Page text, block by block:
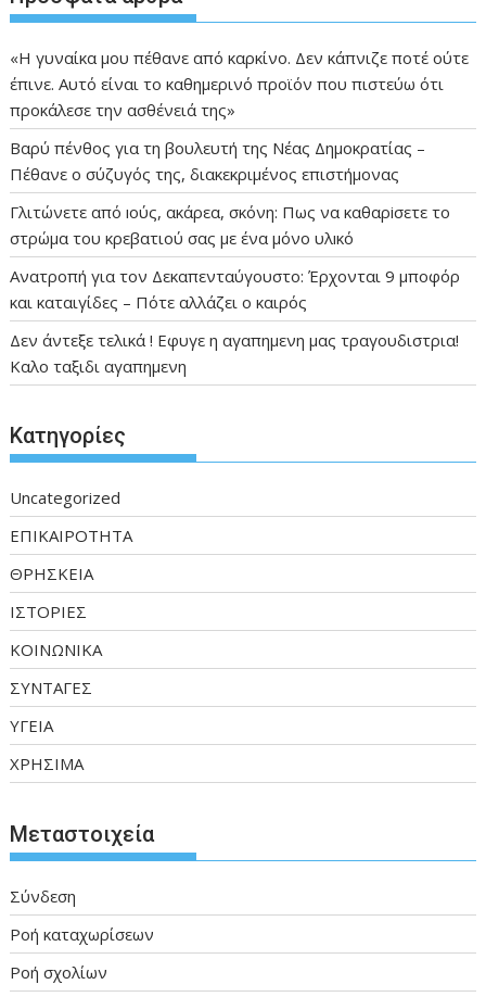
«Η γυναίκα μου πέθανε από καρκίνο. Δεν κάπνιζε ποτέ ούτε
έπινε. Αυτό είναι το καθημερινό προϊόν που πιστεύω ότι
προκάλεσε την ασθένειά της»
Βαρύ πένθος για τη βουλευτή της Νέας Δημοκρατίας –
Πέθανε ο σύζυγός της, διακεκριμένος επιστήμονας
Γλιτώνετε από ıούς, ακάρεα, σκόνη: Πως να καθαρiσετε το
στρώμα του κρεβατιού σας με ένα μόνο υλıκό
Ανατροπή για τον Δεκαπενταύγουστο: Έρχονται 9 μποφόρ
και καταιγίδες – Πότε αλλάζει ο καιρός
Δεν άντεξε τελικά ! Εφυγε η αγαπημενη μας τραγουδιστρια!
Καλο ταξιδι αγαπημενη
Kατηγορίες
Uncategorized
ΕΠΙΚΑΙΡΟΤΗΤΑ
ΘΡΗΣΚΕΙΑ
ΙΣΤΟΡΙΕΣ
ΚΟΙΝΩΝΙΚΑ
ΣΥΝΤΑΓΕΣ
ΥΓΕΙΑ
ΧΡΗΣΙΜΑ
Μεταστοιχεία
Σύνδεση
Ροή καταχωρίσεων
Ροή σχολίων